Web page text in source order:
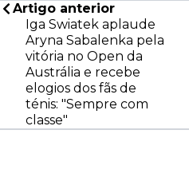
Artigo anterior
Iga Swiatek aplaude
Aryna Sabalenka pela
vitória no Open da
Austrália e recebe
elogios dos fãs de
ténis: "Sempre com
classe"